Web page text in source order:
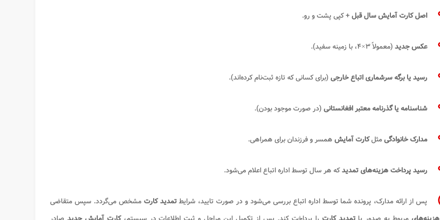
اصل کارت آمایش سال قبل+ کپی پشت و رو.
عکس جدید (معمولاً ۳×۴، با زمینه سفید).
رسید یا برگه سرشماری اتباع خارجی (برای کسانی که تازه ثبت‌نام کرده‌اند).
شناسنامه یا گذرنامه معتبر افغانستانی (در صورت موجود بودن).
مدارک خانوادگیمثلکارت آمایش همسر و فرزندان برای همراهی.
رسید پرداخت هزینه‌های تمدیدکه هر سال توسط اداره اتباع اعلام می‌شود.
پس از ارائه مدارک، پرونده شما توسط اداره اتباع بررسی می‌شود و در صورت تایید، شرایطتمدید کارتمشخص می‌گردد. سپس متقاضی